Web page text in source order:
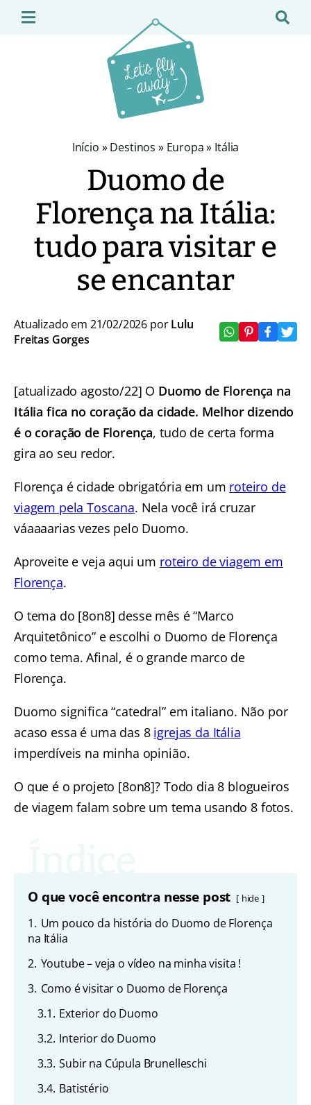
Início »Destinos » Europa» Itália
Duomo de
Florença na Itália:
tudo para visitar e
se encantar
Atualizado em 21/02/2026 porLulu
Freitas Gorges
[atualizado agosto/22] O Duomo de Florença na
Itália fica no coração da cidade. Melhor dizendo
é o coração de Florença, tudo de certa forma
gira ao seu redor.
Florença é cidade obrigatória em um roteiro de
viagem pela Toscana. Nela você irá cruzar
váaaaarias vezes pelo Duomo.
Aproveite e veja aqui um roteiro de viagem em
Florença.
O tema do [8on8] desse mês é “Marco
Arquitetônico” e escolhi o Duomo de Florença
como tema. Afinal, é o grande marco de
Florença.
Duomo significa “catedral” em italiano. Não por
acaso essa é uma das 8 igrejas da Itália
imperdíveis na minha opinião.
O que é o projeto [8on8]? Todo dia 8 blogueiros
de viagem falam sobre um tema usando 8 fotos.
O que você encontra nesse post hide
1. Um pouco da história do Duomo de Florença
na Itália
2. Youtube – veja o vídeo na minha visita !
3. Como é visitar o Duomo de Florença
3.1. Exterior do Duomo
3.2. Interior do Duomo
3.3. Subir na Cúpula Brunelleschi
3.4. Batistério